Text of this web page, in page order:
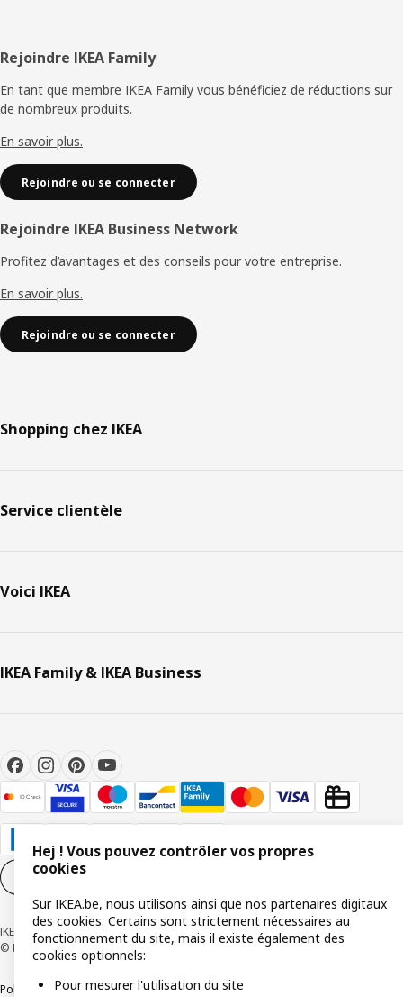
Pied
de
page
Rejoindre IKEA Family
En tant que membre IKEA Family vous bénéficiez de réductions sur
de nombreux produits.
En savoir plus.
Rejoindre ou se connecter
Rejoindre IKEA Business Network
Profitez d’avantages et des conseils pour votre entreprise.
En savoir plus.
Rejoindre ou se connecter
Shopping chez IKEA
Service clientèle
Voici IKEA
IKEA Family & IKEA Business
Paramètres des cookies
IKEA BELGIUM SA, Weiveldlaan 19, 1930 Zaventem, numéro BCE 0425.258.688
© Inter IKEA Systems B.V. 1999-2026
Politique de confidentialité Politique relative aux cookies
Hej ! Vous pouvez contrôler vos propres
cookies
Sur IKEA.be, nous utilisons ainsi que nos partenaires digitaux
des cookies. Certains sont strictement nécessaires au
fonctionnement du site, mais il existe également des
cookies optionnels:
Pour mesurer l'utilisation du site